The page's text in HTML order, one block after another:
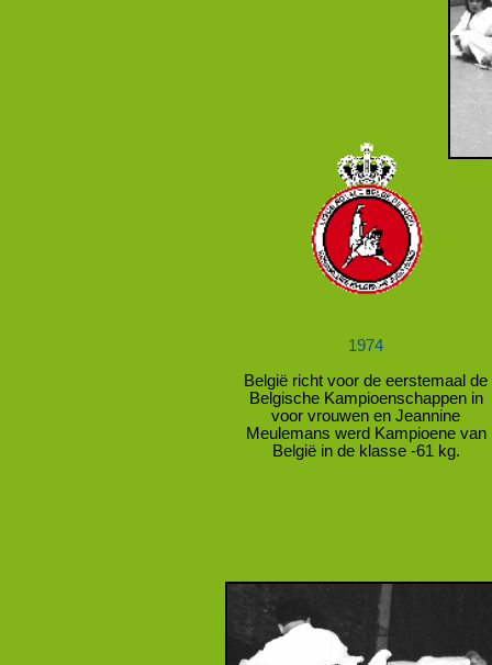
1974
België richt voor de eerstemaal de
Belgische Kampioenschappen in
voor vrouwen en Jeannine
Meulemans werd Kampioene van
België in de klasse -61 kg.